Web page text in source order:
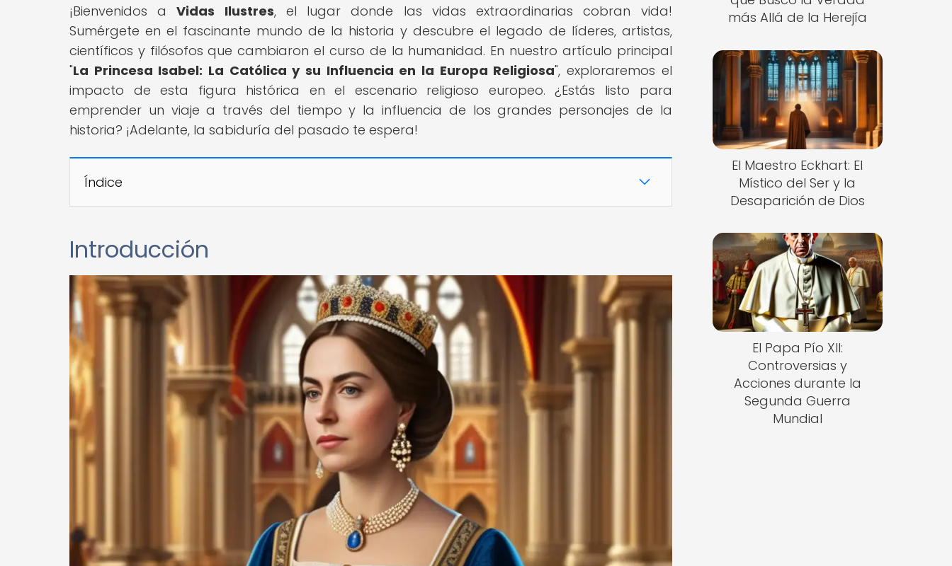
¡Bienvenidos aVidas Ilustres, el lugar donde las vidas extraordinarias cobran vida!
Sumérgete en el fascinante mundo de la historia y descubre el legado de líderes, artistas,
científicos y filósofos que cambiaron el curso de la humanidad. En nuestro artículo principal
"La Princesa Isabel: La Católica y su Influencia en la Europa Religiosa", exploraremos el
impacto de esta figura histórica en el escenario religioso europeo. ¿Estás listo para
emprender un viaje a través del tiempo y la influencia de los grandes personajes de la
historia? ¡Adelante, la sabiduría del pasado te espera!
Índice
Introducción
más Allá de la Herejía
El Maestro Eckhart: El
Místico del Ser y la
Desaparición de Dios
El Papa Pío XII:
Controversias y
Acciones durante la
Segunda Guerra
Mundial